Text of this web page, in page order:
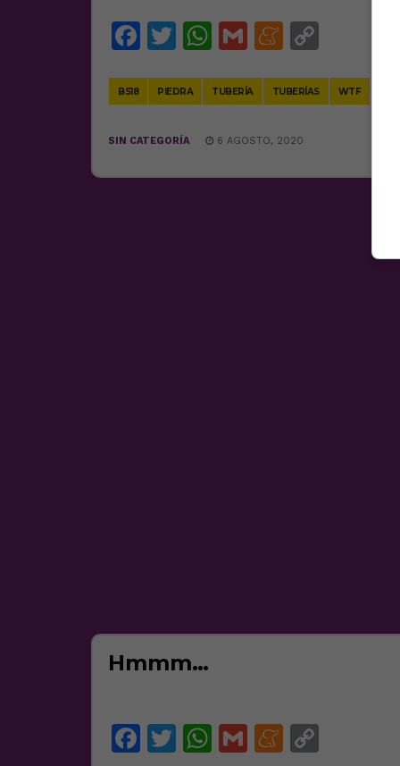
Facebook
Twitter
WhatsApp
Gmail
BS18 PIEDRA TUBERÍA TUBERÍAS WTF
SIN CATEGORÍA 6 AGOSTO, 2020
Hmmm…
Facebook
Twitter
WhatsApp
GmailMeneame